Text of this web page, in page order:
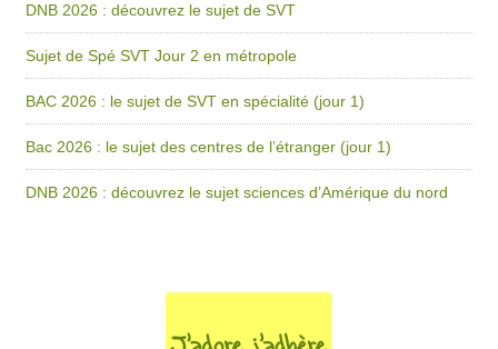
DNB 2026 : découvrez le sujet de SVT
Sujet de Spé SVT Jour 2 en métropole
BAC 2026 : le sujet de SVT en spécialité (jour 1)
Bac 2026 : le sujet des centres de l’étranger (jour 1)
DNB 2026 : découvrez le sujet sciences d’Amérique du nord